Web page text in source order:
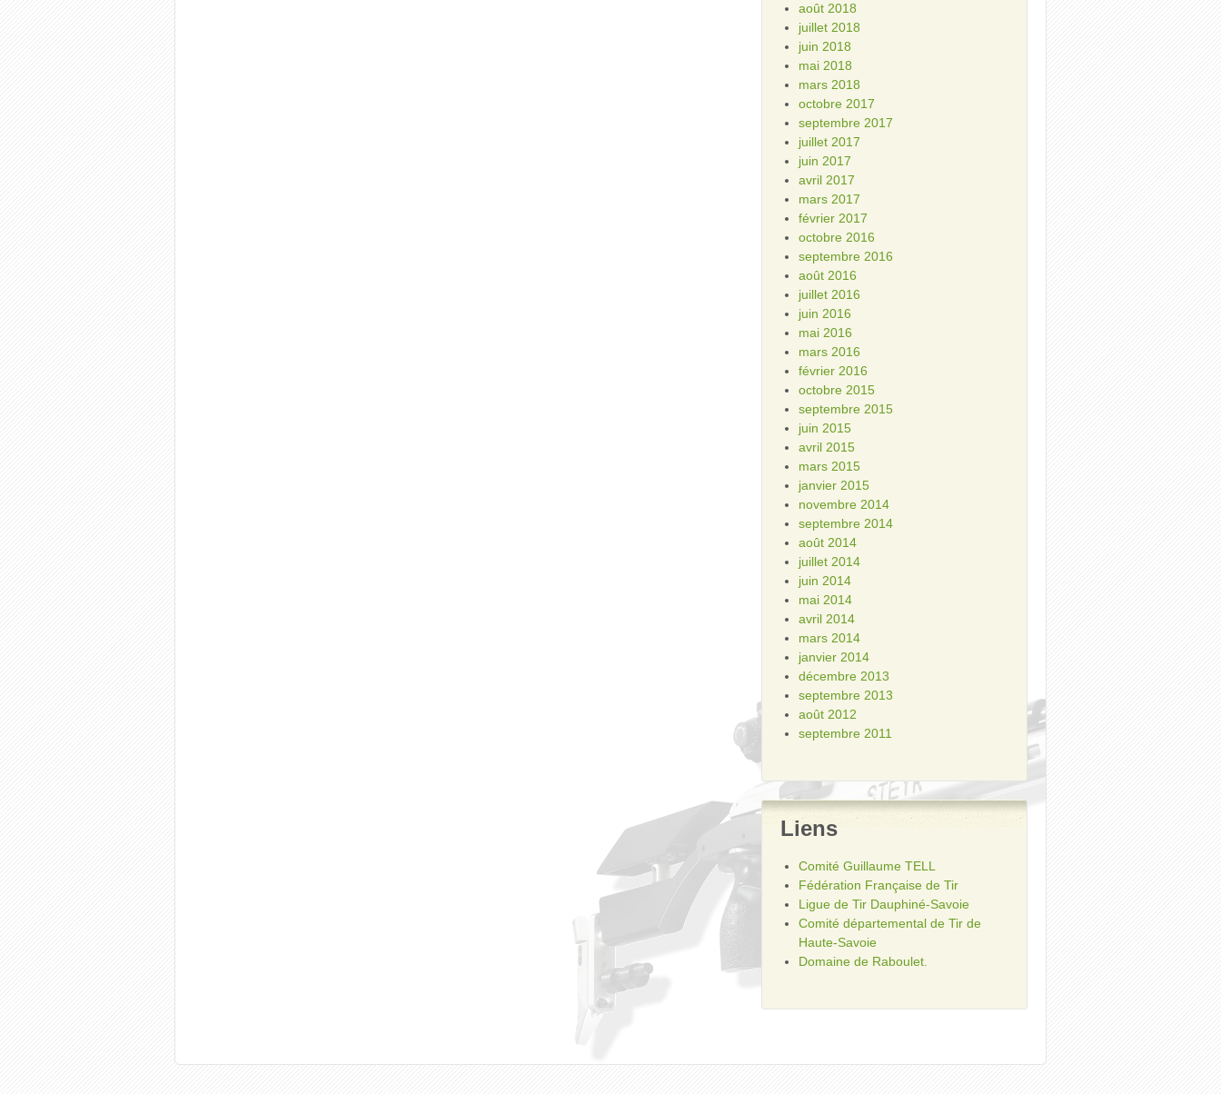
août 2018
juillet 2018
juin 2018
mai 2018
mars 2018
octobre 2017
septembre 2017
juillet 2017
juin 2017
avril 2017
mars 2017
février 2017
octobre 2016
septembre 2016
août 2016
juillet 2016
juin 2016
mai 2016
mars 2016
février 2016
octobre 2015
septembre 2015
juin 2015
avril 2015
mars 2015
janvier 2015
novembre 2014
septembre 2014
août 2014
juillet 2014
juin 2014
mai 2014
avril 2014
mars 2014
janvier 2014
décembre 2013
septembre 2013
août 2012
septembre 2011
Liens
Comité Guillaume TELL
Fédération Française de Tir
Ligue de Tir Dauphiné-Savoie
Comité départemental de Tir de
Haute-Savoie
Domaine de Raboulet.